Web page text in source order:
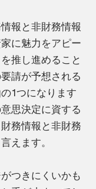
報と非財務情報
に魅力をアピー
推し進めること
請が予想される
1つになります
思決定に資する
務情報と非財務
えます。
つきにくいかも